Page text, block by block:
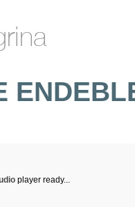
player ready...